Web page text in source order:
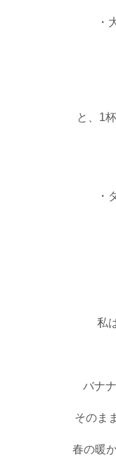
・
と、1
・
私
バナ
そのま
春の暖